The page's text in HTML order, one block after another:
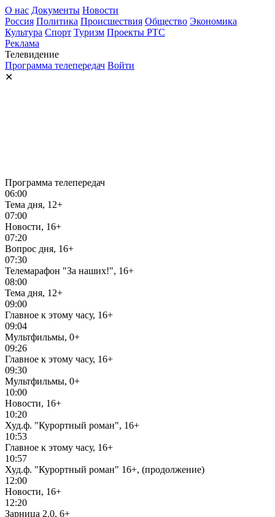
О нас Документы Новости
Россия Политика Происшествия Общество Экономика
Культура Спорт Туризм Проекты РТС
Реклама
Телевидение
Программа телепередач Войти
✕
Программа телепередач
06:00
Тема дня, 12+
07:00
Новости, 16+
07:20
Вопрос дня, 16+
07:30
Телемарафон "За наших!", 16+
08:00
Тема дня, 12+
09:00
Главное к этому часу, 16+
09:04
Мультфильмы, 0+
09:26
Главное к этому часу, 16+
09:30
Мультфильмы, 0+
10:00
Новости, 16+
10:20
Худ.ф. "Курортный роман", 16+
10:53
Главное к этому часу, 16+
10:57
Худ.ф. "Курортный роман" 16+, (продолжение)
12:00
Новости, 16+
12:20
Зарница 2.0, 6+